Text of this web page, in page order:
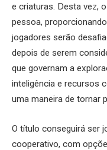
e criaturas. Desta vez,
pessoa,
jogadores serão
depois de serem
que governam a
inteligência e recursos
uma maneira de tornar
O título conseguirá ser
cooperativo, com